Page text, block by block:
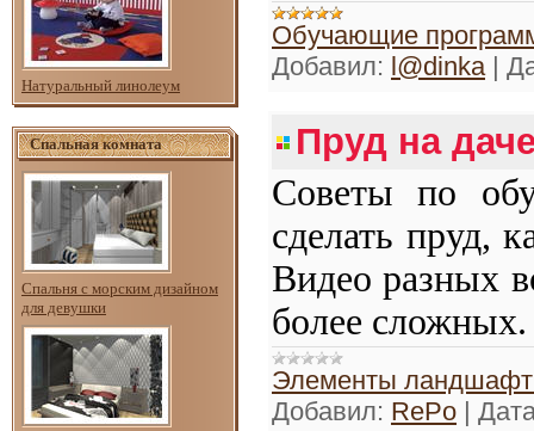
Натуральный линолеум
Спальная комната
Спальня с морским дизайном
для девушки
Обучающие
Добавил: l@dinka|
Пруд на
Советы по
сделать пруд,
Видео разных
более сложных.
Элементы
Добавил: RePo